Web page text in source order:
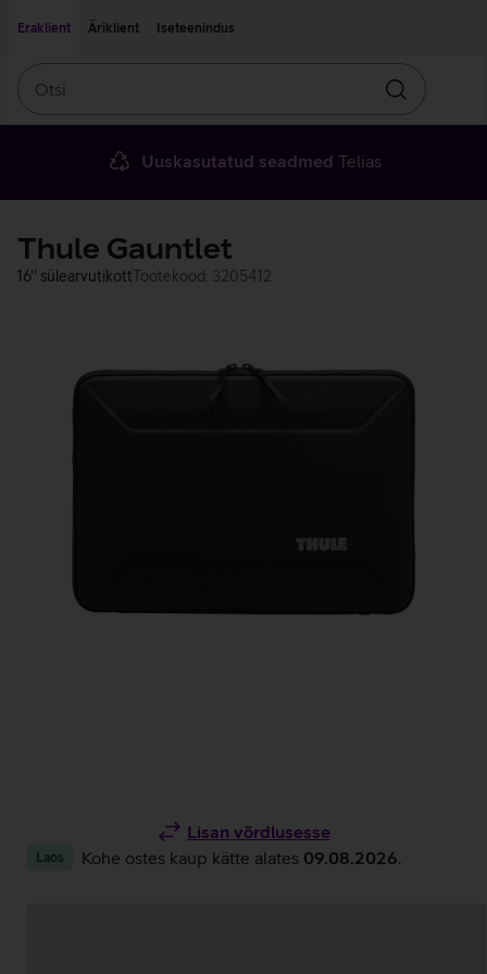
Eraklient
Äriklient Iseteenindus
Otsin
Uuskasutatud seadmed Telias
Thule Gauntlet
16'' sülearvutikottTootekood: 3205412
Lisan võrdlusesse
Laos Kohe ostes kaup kätte alates 09.08.2026